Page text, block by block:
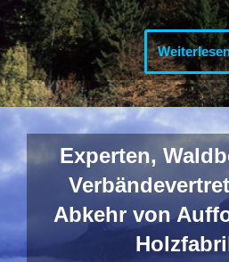
Experten,
Abkehr von